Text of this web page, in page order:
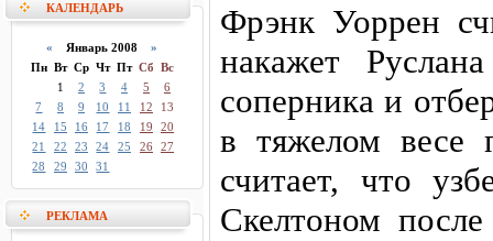
КАЛЕНДАРЬ
« Январь 2008»
Пн Вт Ср Чт Пт Сб Вс
1
2 3 4 5
6
7
8 9 10 11 12
13
14
15 16 17 18 19
20
21
22 23 24 25 26 27
28
29 30 31
РЕКЛАМА
Фрэнк Уоррен
накажет
соперника и
в тяжелом весе
считает, что
Скелтоном